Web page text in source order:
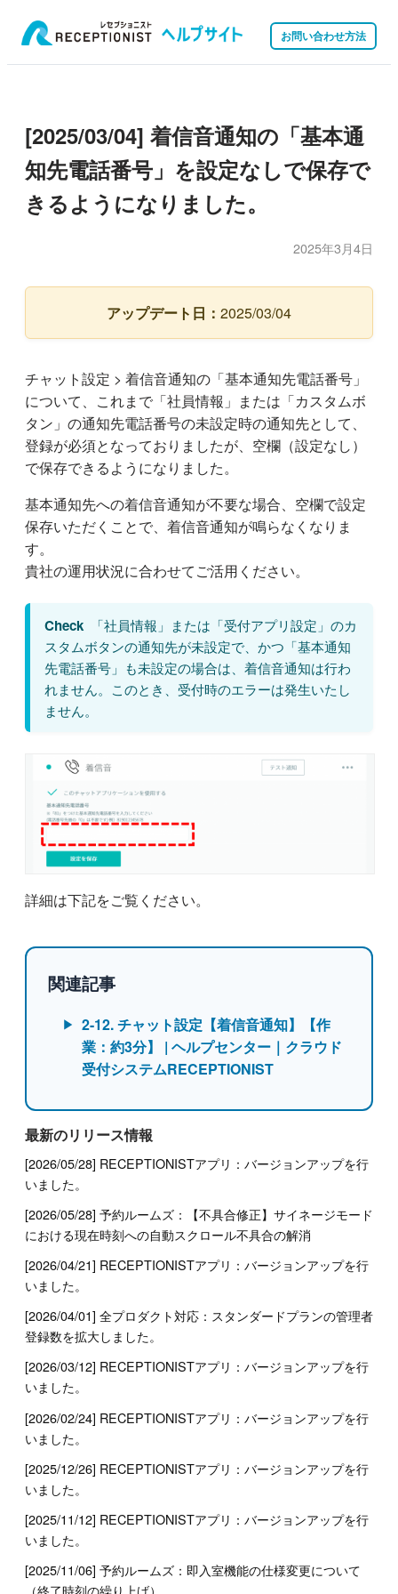
お問い合わせ方法
[2025/03/04] 着信音通知の「基本通
知先電話番号」を設定なしで保存で
きるようになりました。
2025年3月4日
アップデート日： 2025/03/04
チャット設定 > 着信音通知の「基本通知先電話番号」
について、これまで「社員情報」または「カスタムボ
タン」の通知先電話番号の未設定時の通知先として、
登録が必須となっておりましたが、空欄（設定なし）
で保存できるようになりました。
基本通知先への着信音通知が不要な場合、空欄で設定
保存いただくことで、着信音通知が鳴らなくなりま
す。
貴社の運用状況に合わせてご活用ください。
Check
「社員情報」または「受付アプリ設定」のカ
スタムボタンの通知先が未設定で、かつ「基本通知
先電話番号」も未設定の場合は、着信音通知は行わ
れません。このとき、受付時のエラーは発生いたし
ません。
詳細は下記をご覧ください。
関連記事
2-12. チャット設定【着信音通知】【作
業：約3分】 | ヘルプセンター｜クラウド
受付システムRECEPTIONIST
最新のリリース情報
[2026/05/28] RECEPTIONISTアプリ：バージョンアップを行
いました。
[2026/05/28] 予約ルームズ：【不具合修正】サイネージモード
における現在時刻への自動スクロール不具合の解消
[2026/04/21] RECEPTIONISTアプリ：バージョンアップを行
いました。
[2026/04/01] 全プロダクト対応：スタンダードプランの管理者
登録数を拡大しました。
[2026/03/12] RECEPTIONISTアプリ：バージョンアップを行
いました。
[2026/02/24] RECEPTIONISTアプリ：バージョンアップを行
いました。
[2025/12/26] RECEPTIONISTアプリ：バージョンアップを行
いました。
[2025/11/12] RECEPTIONISTアプリ：バージョンアップを行
いました。
[2025/11/06] 予約ルームズ：即入室機能の仕様変更について
（終了時刻の繰り上げ）